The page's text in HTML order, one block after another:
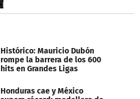
Histórico: Mauricio Dubón
rompe la barrera de los 600
hits en Grandes Ligas
Honduras cae y México